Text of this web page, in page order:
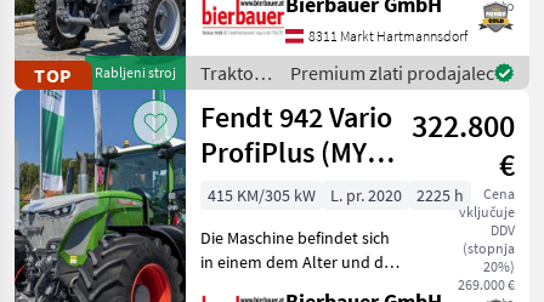
TOP Rabljeni stroj
neto
telefonskem dogovoru
mogoče ogledati in
preizkusiti na kraju samem.
Urejen rabljen st
8311 Markt Hartmannsdorf
Traktor /
Massey
Ferguson
Premium zlati prodajalec
Fendt 942 Vario
ProfiPlus (MY
2020)
322.800
€
Cena
vključuje
DDV
(stopnja
20%)
269.000 €
415 KM/305 kW L. pr. 2020
2225 h
Die Maschine befindet sich
in einem dem Alter und der